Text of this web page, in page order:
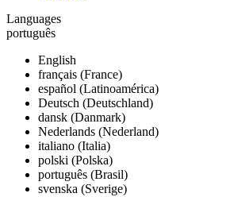
Languages
português
English
français (France)
español (Latinoamérica)
Deutsch (Deutschland)
dansk (Danmark)
Nederlands (Nederland)
italiano (Italia)
polski (Polska)
português (Brasil)
svenska (Sverige)